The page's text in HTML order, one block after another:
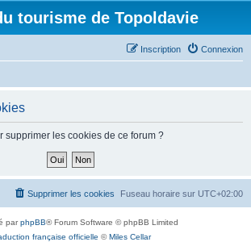
tourisme de Topoldavie
Connexion
Inscription
supprimer les cookies de ce forum ?
Fuseau horaire sur UTC+02:00
Supprimer les cookies
parphpBB® Forum Software © phpBB Limited
française officielle ©Miles Cellar